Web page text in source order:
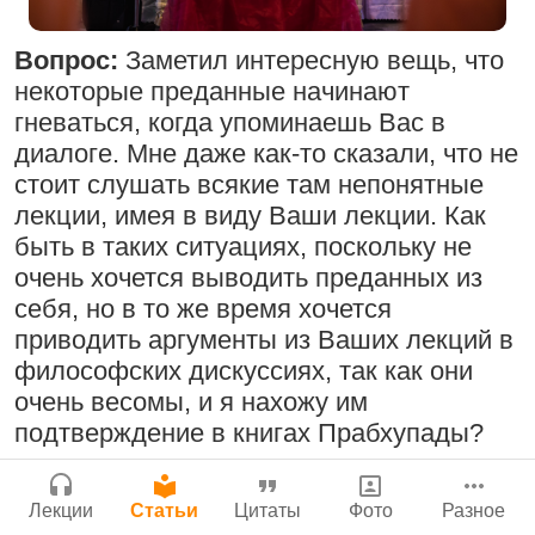
Бог, наука и атеизм, часть 2: Хвала
слушателям!
9:25 |17 июля 2024
Атланта, Джорджия, США
Поклоняться Бхактивиноду Тхакуру,
исполняя его бхаджаны
1:14:02
12 сентября
2008|Бойсе, Айдахо, США
Радхарани — глава департамента
служений
1:05:35 7 сентября 2008|
Вопрос: Заметил интересную вещь, что
некоторые преданные начинают
гневаться, когда упоминаешь Вас в
диалоге. Мне даже как-то сказали, что не
стоит слушать всякие там непонятные
лекции, имея в виду Ваши лекции. Как
быть в таких ситуациях, поскольку не
очень хочется выводить преданных из
себя, но в то же время хочется
приводить аргументы из Ваших лекций в
философских дискуссиях, так как они
очень весомы, и я нахожу им
подтверждение в книгах Прабхупады?
Ответ Бхакти Викаши Свами:
Один из
способов дискредитации другого
Чайтанье
29 июля 2026
Нектар имени Кришны
24 июля 2026
Подрыватели доверия к себе
22 июля 2026
Джанмаштами в Тбилиси 2025
Сайт
Войти|Регистрация|История версий
Инструкция
Лекции Статьи Цитаты Фото Разное